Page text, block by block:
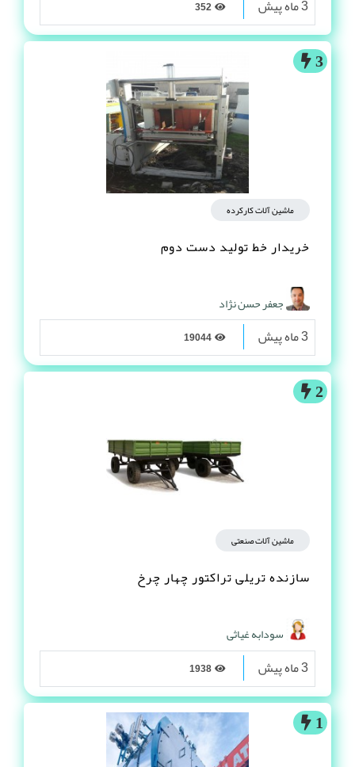
3 ماه پیش
3
ماشین آلات کارکرده
خریدار خط تولید دست دوم
جعفر حسن نژاد
3 ماه پیش
2
ماشین آلات صنعتی
سازنده تریلی تراکتور چهار چرخ
سودابه غیاثی
3 ماه پیش
1